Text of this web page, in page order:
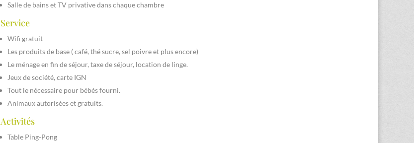
Salle de bains et TV privative dans chaque chambre
Service
Wifi gratuit
Les produits de base ( café, thé sucre, sel poivre et plus encore)
Le ménage en fin de séjour, taxe de séjour, location de linge.
Jeux de société, carte IGN
Tout le nécessaire pour bébés fourni.
Animaux autorisées et gratuits.
Activités
Table Ping-Pong